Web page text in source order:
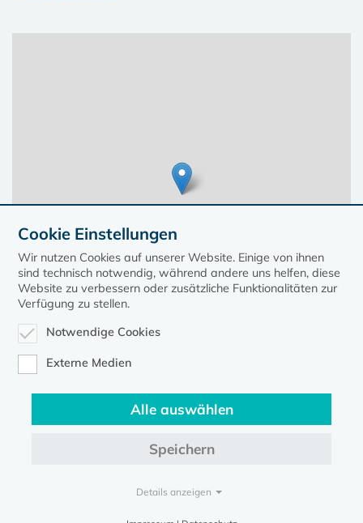
Diese Seite gehört zum Portalkirche-mv.de
Evangelische Kirche in Mecklenburg-Vorpommern © 2026
Cookie Einstellungen
Wir nutzen Cookies auf unserer Website. Einige von ihnen
sind technisch notwendig, während andere uns helfen, diese
Website zu verbessern oder zusätzliche Funktionalitäten zur
Verfügung zu stellen.
Notwendige Cookies
Externe Medien
Alle auswählen
Speichern
Details anzeigen